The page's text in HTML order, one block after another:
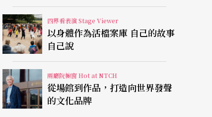
視有限人生
四界看表演 Stage Viewer
以身體作為活檔案庫 自己的故事
自己說
兩廳院櫥窗 Hot at NTCH
從場館到作品，打造向世界發聲
的文化品牌